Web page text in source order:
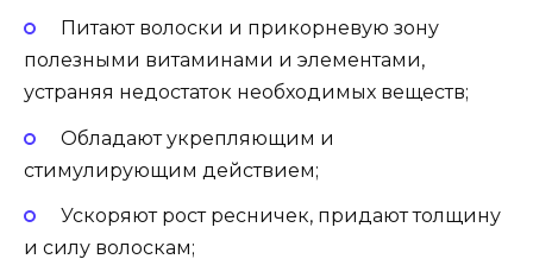
Питают волоски и прикорневую зону
полезными витаминами и элементами,
устраняя недостаток необходимых веществ;
Обладают укрепляющим и
стимулирующим действием;
Ускоряют рост ресничек, придают толщину
и силу волоскам;